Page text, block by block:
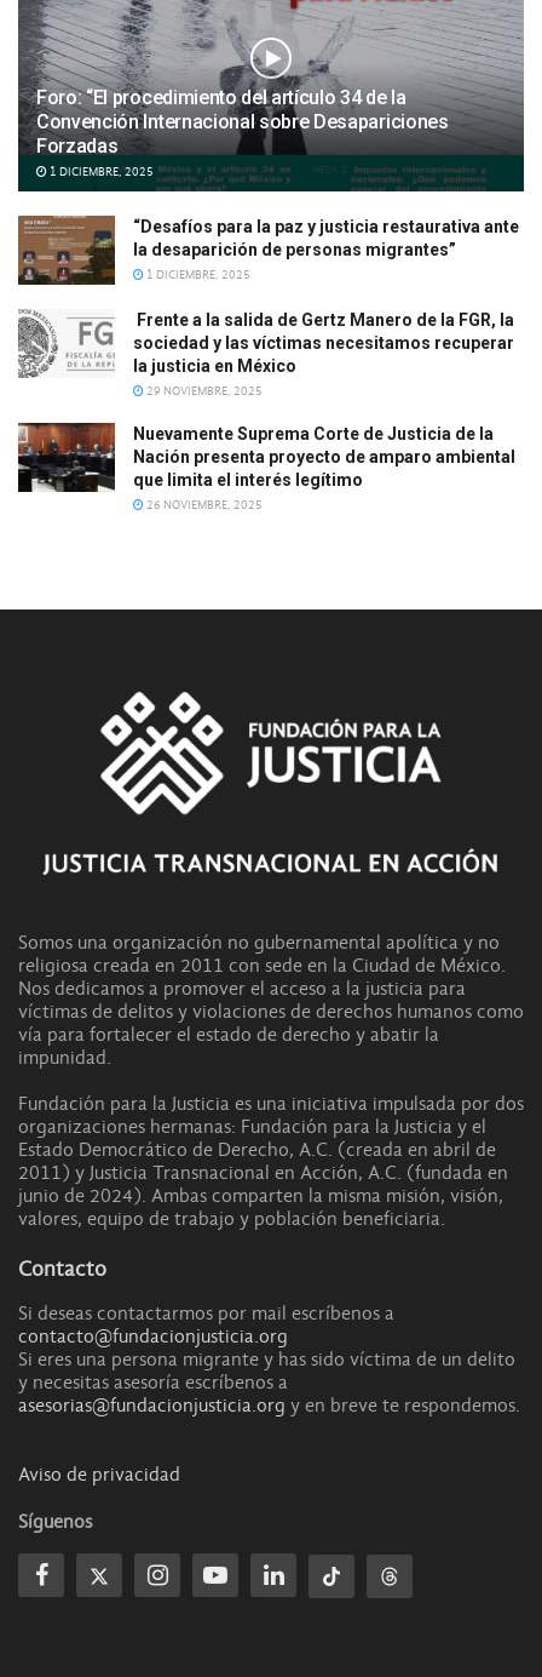
Foro: “El procedimiento del artículo 34 de la
Convención Internacional sobre Desapariciones
Forzadas
1 DICIEMBRE, 2025
“Desafíos para la paz y justicia restaurativa ante
la desaparición de personas migrantes”
1 DICIEMBRE, 2025
Frente a la salida de Gertz Manero de la FGR, la
sociedad y las víctimas necesitamos recuperar
la justicia en México
29 NOVIEMBRE, 2025
Nuevamente Suprema Corte de Justicia de la
Nación presenta proyecto de amparo ambiental
que limita el interés legítimo
26 NOVIEMBRE, 2025
Somos una organización no gubernamental apolítica y no
religiosa creada en 2011 con sede en la Ciudad de México.
Nos dedicamos a promover el acceso a la justicia para
víctimas de delitos y violaciones de derechos humanos como
vía para fortalecer el estado de derecho y abatir la
impunidad.
Fundación para la Justicia es una iniciativa impulsada por dos
organizaciones hermanas: Fundación para la Justicia y el
Estado Democrático de Derecho, A.C. (creada en abril de
2011) y Justicia Transnacional en Acción, A.C. (fundada en
junio de 2024). Ambas comparten la misma misión, visión,
valores, equipo de trabajo y población beneficiaria.
Contacto
Si deseas contactarmos por mail escríbenos a
contacto@fundacionjusticia.org
Si eres una persona migrante y has sido víctima de un delito
y necesitas asesoría escríbenos a
asesorias@fundacionjusticia.org y en breve te respondemos.
Aviso de privacidad
Síguenos